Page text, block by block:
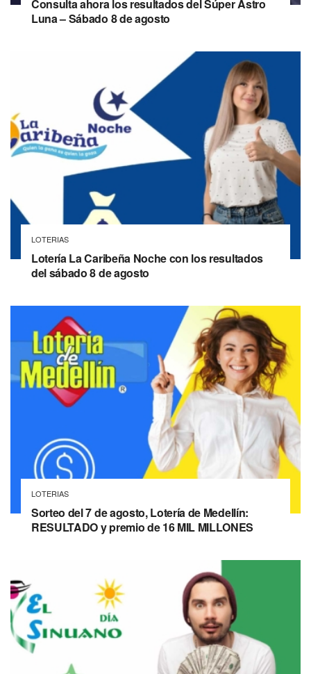
Consulta ahora los resultados del Súper Astro
Luna – Sábado 8 de agosto
LOTERIAS
Lotería La Caribeña Noche con los resultados
del sábado 8 de agosto
LOTERIAS
Sorteo del 7 de agosto, Lotería de Medellín:
RESULTADO y premio de 16 MIL MILLONES